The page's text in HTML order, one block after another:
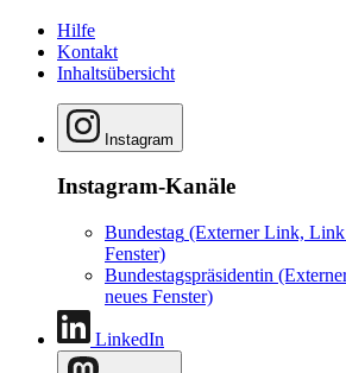
Hilfe
Kontakt
Inhaltsübersicht
Instagram
Instagram-Kanäle
Bundestag (Externer Link, Link
Fenster)
Bundestagspräsidentin
neues Fenster)
LinkedIn